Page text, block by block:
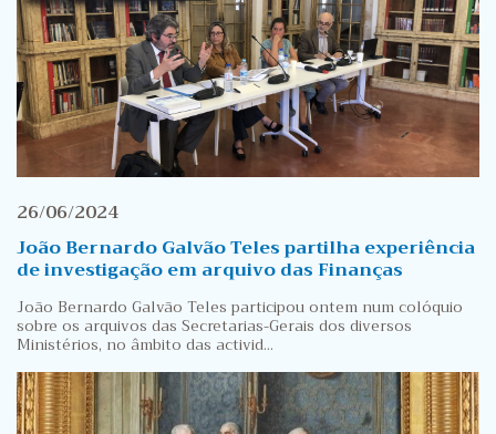
26/06/2024
João Bernardo Galvão Teles partilha experiência
de investigação em arquivo das Finanças
João Bernardo Galvão Teles participou ontem num colóquio
sobre os arquivos das Secretarias-Gerais dos diversos
Ministérios, no âmbito das activid...